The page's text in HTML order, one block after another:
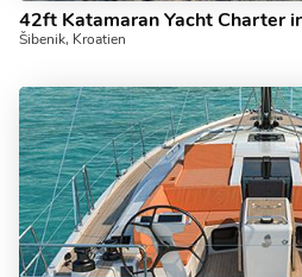
42ft Katamaran Yacht Charter
Šibenik, Kroatien